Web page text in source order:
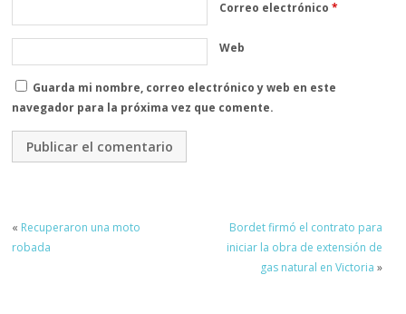
Correo electrónico*
Web
Guarda mi nombre, correo electrónico y web en este
navegador para la próxima vez que comente.
« Recuperaron una moto
robada
Bordet firmó el contrato para
iniciar la obra de extensión de
gas natural en Victoria »